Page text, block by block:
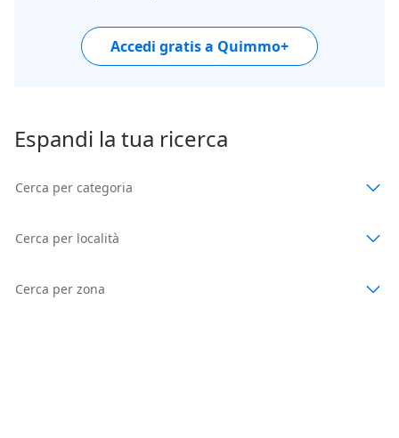
Accedi gratis a Quimmo+
Espandi la tua ricerca
Cerca per categoria
Cerca per località
Cerca per zona